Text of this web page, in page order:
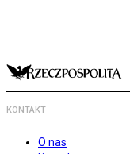
KONTAKT
O nas